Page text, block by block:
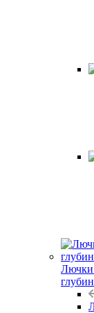
Лючки